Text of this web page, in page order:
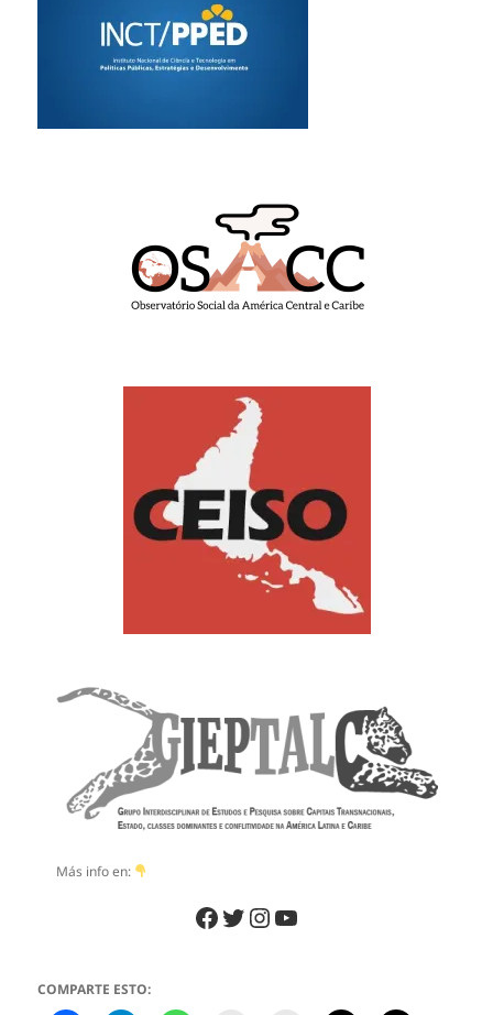
Más info en:
Facebook
Twitter
Instagram
YouTube
COMPARTE ESTO: